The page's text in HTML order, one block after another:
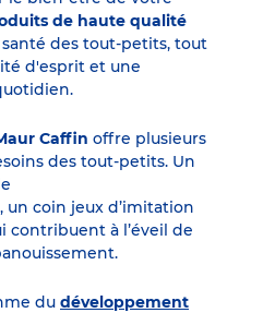
de haute qualité
des tout-petits, tout
d'esprit et une
Caffin offre plusieurs
des tout-petits. Un
coin jeux d’imitation
contribuent à l’éveil de
du développement